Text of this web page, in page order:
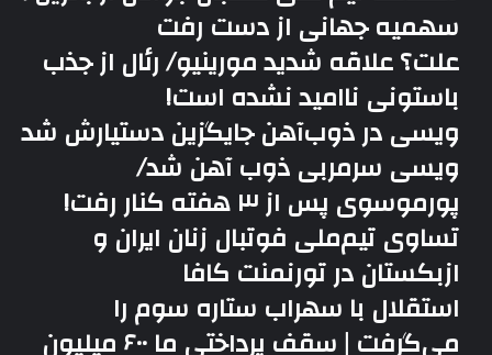
سهمیه جهانی از دست رفت
علت؟ علاقه شدید مورینیو/ رئال از جذب
باستونی ناامید نشده است!
ویسی در ذوب‌آهن جایگزین دستیارش شد
ویسی سرمربی ذوب آهن شد/
پورموسوی پس از ۳ هفته کنار رفت!
تساوی تیم‌ملی فوتبال زنان ایران و
ازبکستان در تورنمنت کافا
استقلال با سهراب ستاره سوم را
می‌گرفت | سقف پرداختی ما ۶۰۰ میلیون